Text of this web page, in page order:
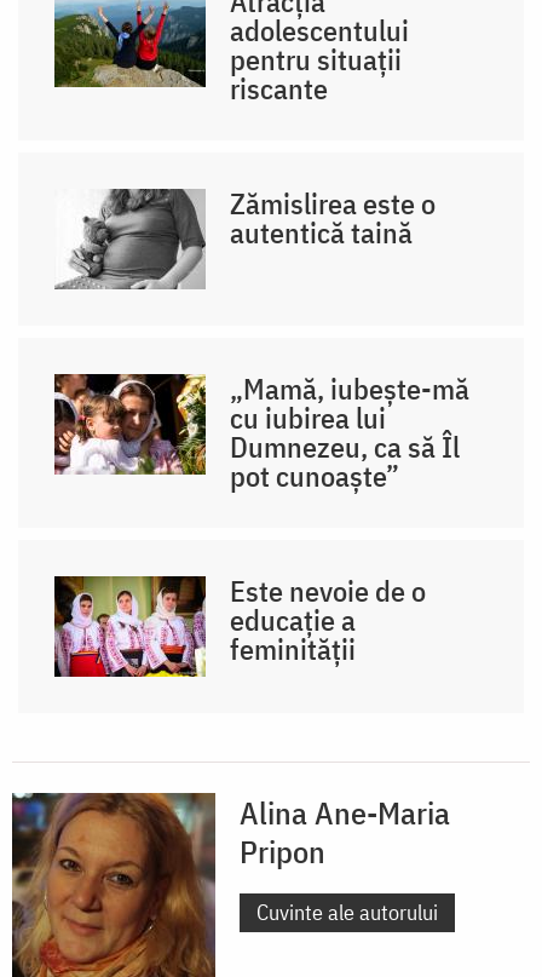
adolescentului
pentru situații
riscante
Zămislirea este o
autentică taină
„Mamă, iubește-mă
cu iubirea lui
Dumnezeu, ca să Îl
pot cunoaște”
Este nevoie de o
educație a
feminității
Alina Ane-Maria
Pripon
Cuvinte ale autorului